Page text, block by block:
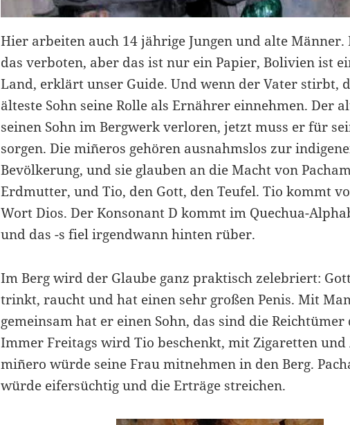
Hier arbeiten auch 14 jährige Jungen und alte
das verboten, aber das ist nur ein Papier, Bolivien ist
Land, erklärt unser Guide. Und wenn der Vater stirbt,
älteste Sohn seine Rolle als Ernährer einnehmen. Der
seinen Sohn im Bergwerk verloren, jetzt muss er für
sorgen. Die miñeros gehören ausnahmslos zur
Bevölkerung, und sie glauben an die Macht von
Erdmutter, und Tio, den Gott, den Teufel. Tio kommt
Wort Dios. Der Konsonant D kommt im Quechua-
und das -s fiel irgendwann hinten rüber.
Im Berg wird der Glaube ganz praktisch zelebriert:
trinkt, raucht und hat einen sehr großen Penis. Mit
gemeinsam hat er einen Sohn, das sind die Reichtümer
Immer Freitags wird Tio beschenkt, mit Zigaretten
miñero würde seine Frau mitnehmen in den Berg.
würde eifersüchtig und die Erträge streichen.